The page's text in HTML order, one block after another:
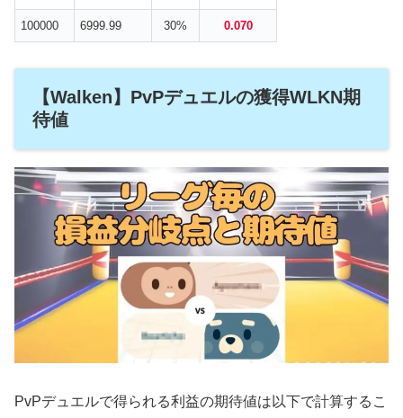
100000 6999.99 30% 0.070
【Walken】PvPデュエルの獲得WLKN期
待値
PvPデュエルで得られる利益の期待値は以下で計算するこ